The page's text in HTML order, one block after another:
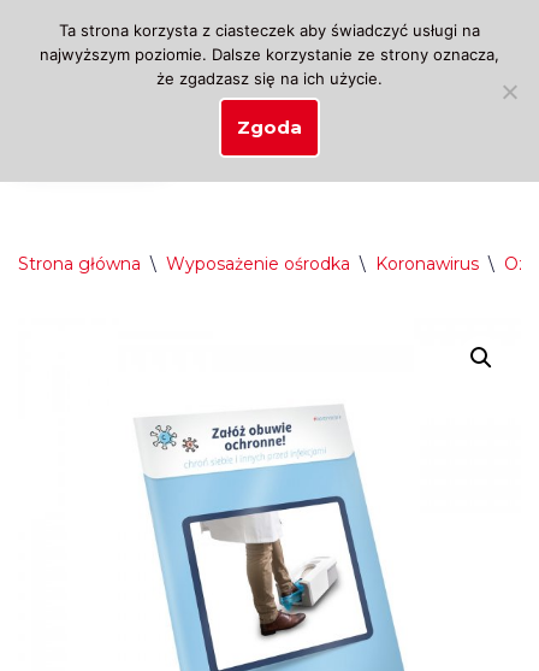
Przejdź
Strona główna \ Wyposażenie ośrodka \ Koronawirus \
Ta strona korzysta z ciasteczek aby świadczyć usługi na
najwyższym poziomie. Dalsze korzystanie ze strony oznacza,
że zgadzasz się na ich użycie.
Zgoda